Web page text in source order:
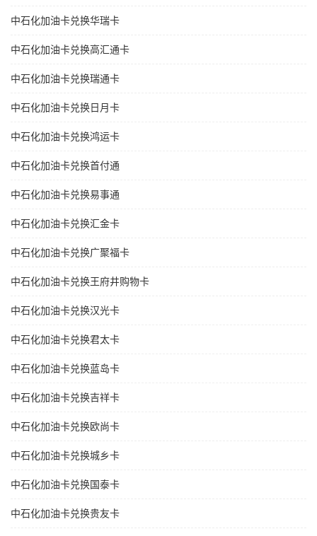
中石化加油卡兑换华瑞卡
中石化加油卡兑换高汇通卡
中石化加油卡兑换瑞通卡
中石化加油卡兑换日月卡
中石化加油卡兑换鸿运卡
中石化加油卡兑换首付通
中石化加油卡兑换易事通
中石化加油卡兑换汇金卡
中石化加油卡兑换广聚福卡
中石化加油卡兑换王府井购物卡
中石化加油卡兑换汉光卡
中石化加油卡兑换君太卡
中石化加油卡兑换蓝岛卡
中石化加油卡兑换吉祥卡
中石化加油卡兑换欧尚卡
中石化加油卡兑换城乡卡
中石化加油卡兑换国泰卡
中石化加油卡兑换贵友卡